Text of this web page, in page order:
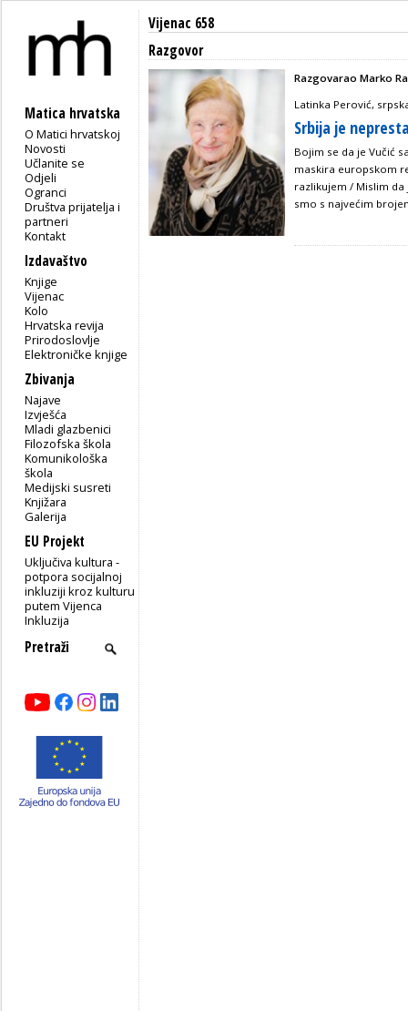
Matica hrvatska
O Matici hrvatskoj
Novosti
Učlanite se
Odjeli
Ogranci
Društva prijatelja i
partneri
Kontakt
Izdavaštvo
Knjige
Vijenac
Kolo
Hrvatska revija
Prirodoslovlje
Elektroničke knjige
Zbivanja
Najave
Izvješća
Mladi glazbenici
Filozofska škola
Komunikološka
škola
Medijski susreti
Knjižara
Galerija
EU Projekt
Uključiva kultura -
potpora socijalnoj
inkluziji kroz kulturu
putem Vijenca
Inkluzija
Vijenac 658
Razgovor
Razgovarao Marko
Latinka Perović,
Srbija je
Bojim se da je Vučić
maskira europskom
razlikujem / Mislim da
smo s najvećim